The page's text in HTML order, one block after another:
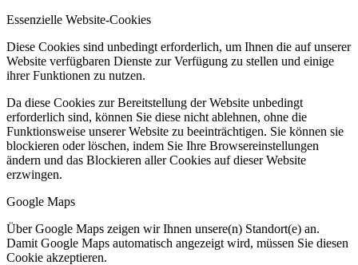
Essenzielle Website-Cookies
Diese Cookies sind unbedingt erforderlich, um Ihnen die auf unserer
Website verfügbaren Dienste zur Verfügung zu stellen und einige
ihrer Funktionen zu nutzen.
Da diese Cookies zur Bereitstellung der Website unbedingt
erforderlich sind, können Sie diese nicht ablehnen, ohne die
Funktionsweise unserer Website zu beeinträchtigen. Sie können sie
blockieren oder löschen, indem Sie Ihre Browsereinstellungen
ändern und das Blockieren aller Cookies auf dieser Website
erzwingen.
Google Maps
Über Google Maps zeigen wir Ihnen unsere(n) Standort(e) an.
Damit Google Maps automatisch angezeigt wird, müssen Sie diesen
Cookie akzeptieren.